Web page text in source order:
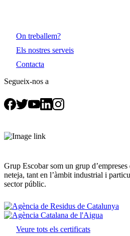
On treballem?
Els nostres serveis
Contacta
Segueix-nos a
Grup Escobar som un grup d’empreses
neteja, tant en l’àmbit industrial i
sector públic.
Veure tots els certificats